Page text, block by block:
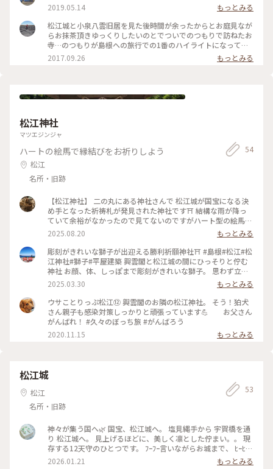
に。。笑 木々に囲まれ、後ろには石灯籠が並び 足元がちょっ
と悪かったので ここ、夜はｺﾜｲよね、、まさに怪談の雰囲
気。。 頭を撫でると 長生きできるとか、、 そんなこととはつ
ゆ知らず… 足とか腰とか、弱り始めているﾄｺﾛを つい撫でてし
まう 老夫婦でした。笑 #神々が集う国へ#松江#月照寺#大亀#
ばけばけロケ地#旅の思い出#開運旅 #ことりっぷと一緒
2019.05.14
もっとみる
松江城と小泉八雲旧居を見た後時間が余ったからとお庭見なが
らお抹茶頂きゆっくりしたいのとでついでのつもりで訪ねたお
寺…のつもりが島根への旅行での1番のハイライトになってし
まった！一体この雰囲気は何っ？小泉八雲のお気に入りのお寺
なだけはあります。 #ミステリアス #月照寺 #松平直政 #松江 #
2017.09.26 もっとみる
松江神社
マツエジンジャ
ハートの絵馬で縁結びをお祈りしよう
松江
名所・旧跡
54
【松江神社】 二の丸にある神社さんで 松江城が国宝になる決
め手となった祈祷札が発見された神社です⛩️ 結構な雨が降っ
ていて余裕がなかったので見てないのですがハート型の絵馬が
有名です❤️ 絵馬は社務所ではなくお隣の興雲閣やぶらっと松
江観光案内所で授与いただけます💁‍♀️ 松江神社内にある福徳稲
荷神社のお狐さまたちの表情がにっこり笑っているようでとて
も可愛かったです🦊 前任であろうお狐さまもお社の横手にい
らっしゃったんですが こちらも雰囲気のあるステキなお狐さ
までした🦊 （2025.8.11） #神社 #狛犬 #おきつねさま #雨の日
#お散歩 #ゆるり夏時間 #温泉と日本酒とご縁を願う旅 #松江 #
ことりっぷ島根
2025.08.20
もっとみる
彫刻がきれいな獅子が出迎える勝利祈願神社⛩️ #島根#松江#松
江神社#獅子#平屋建築 興雲閣と松江城の間にひっそりと佇む
神社 お顔、体、しっぽまで彫刻がきれいな獅子。 思わず立ち
止まり鑑賞。 参道には勝利祈願の旗がたなびいていました。
こちらの神社とは別に立派な護国神社もありました。 松江の
旅を安全に楽しめるようお参り #muuの松江旅#muuの松江散
歩 ①米子空港🚋→松江駅→🛋️大橋館♨ ②松江城・興雲閣→⛩️
松江神社→小泉八雲記念館（武家屋敷通り）出雲そば処 八雲
庵・ハナユイ→明日庵→紅茶専門店 Pungency→ごうぎんカラ
コロ美術館→コロカラ工房（物産館＆カフェ）→宍道湖しじみ
8:45→10:09美保関（美保神社・美保関灯台）🚌13:10→13:36
2025.03.30
もっとみる
ウサことりっぷ松江⑫ 興雲閣のお隣の松江神社。 そう！狛犬
さん親子も感染対策しっかりと頑張っています💪 お父さん
がんばれ！ #久々のぼっち旅 #がんばろう
2020.11.15
もっとみる
松江城
松江
名所・旧跡
53
神々が集う国へ🌿 国宝、松江城へ。 塩見縄手から 宇賀橋を通
り 松江城へ。 見上げるほどに、美しく凛とした佇まい。。 現
存する12天守のひとつです。 ﾌｰﾌｰ言いながらお城まで、 ﾋｰﾋｰ
言いながら天守まで、、笑 静かに 松江を見守っているようで
2026.01.21
もっとみる